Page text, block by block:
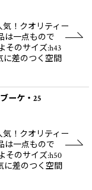
気！クオリティー
は一点もので
そのサイズ:h43
に差のつく空間
ーケ・25
気！クオリティー
は一点もので
そのサイズ:h50
に差のつく空間